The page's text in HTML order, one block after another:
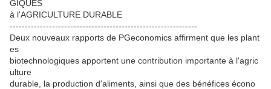
GIQUES
à l'AGRICULTURE DURABLE
--------------------------------------------------------------
Deux nouveaux rapports de PGeconomics affirment que les plant
es
biotechnologiques apportent une contribution importante à l'agric
ulture
durable, la production d'aliments, ainsi que des bénéfices écono